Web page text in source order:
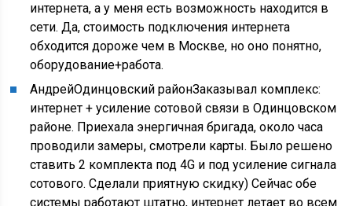
интернета, а у меня есть возможность находится в
сети. Да, стоимость подключения интернета
обходится дороже чем в Москве, но оно понятно,
оборудование+работа.
АндрейОдинцовский районЗаказывал комплекс:
интернет + усиление сотовой связи в Одинцовском
районе. Приехала энергичная бригада, около часа
проводили замеры, смотрели карты. Было решено
ставить 2 комплекта под 4G и под усиление сигнала
сотового. Сделали приятную скидку) Сейчас обе
системы работают штатно, интернет летает во всем